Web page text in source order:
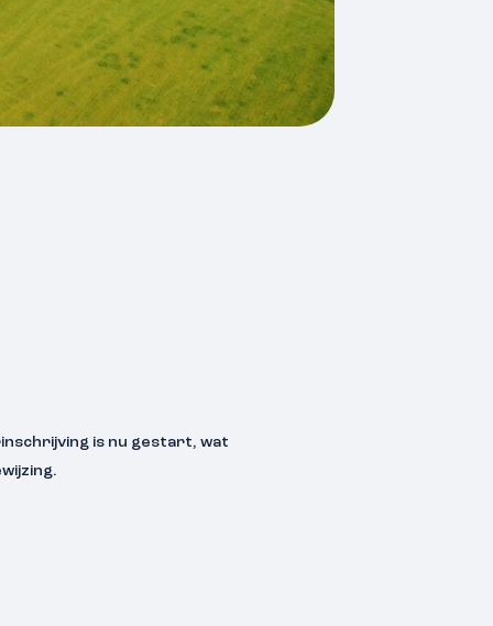
is nu gestart, wat